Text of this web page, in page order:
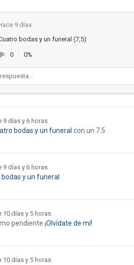
9 días
bodas y un funeral (7,5)
0 0%
9 días y 6 horas
bodas y un funeral con un 7.5
9 días y 6 horas
y un funeral
10 días y 5 horas
pendiente ¡Olvídate de mí!
10 días y 5 horas